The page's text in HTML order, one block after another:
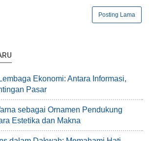
Posting Lama
Ekonomi: Antara Informasi,
Pasar
sebagai Ornamen Pendukung
Estetika dan Makna